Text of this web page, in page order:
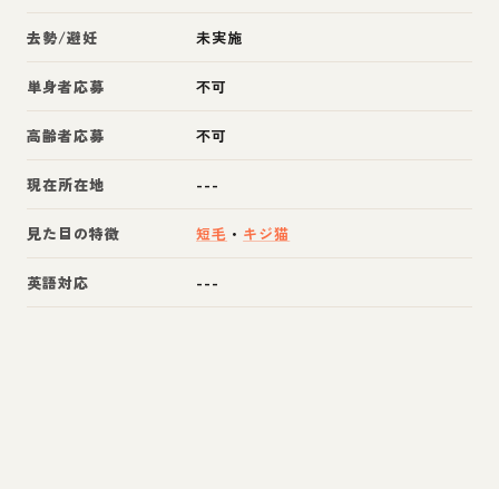
去勢/避妊 未実施
単身者応募 不可
高齢者応募 不可
現在所在地 ---
見た目の特徴 短毛 ・ キジ猫
英語対応 ---